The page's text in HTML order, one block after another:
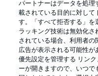
プライバシー・ポリシー
利用条件
パートナーはデータを処理
載されている目的に対して
す。「すべて拒否する」を
ラッキング技術は無効化
されている場合、利用者
広告が表示される可能性が
優先設定を管理する リン
ーが開きますので、いつ